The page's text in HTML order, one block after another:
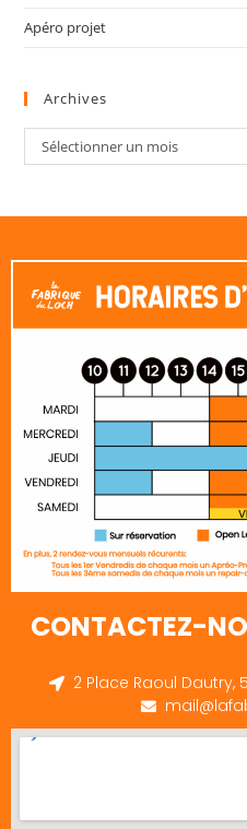
Apéro projet
Archives
Sélectionner un mois
CONTACTEZ-
2 Place Raoul Dautry,